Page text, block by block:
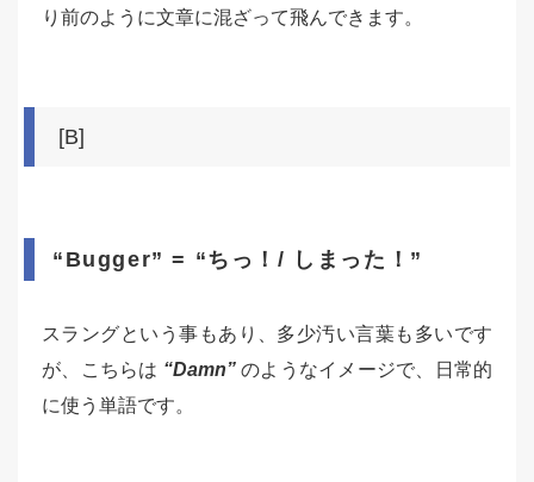
り前のように文章に混ざって飛んできます。
[B]
“Bugger” = “ちっ！/ しまった！”
スラングという事もあり、多少汚い言葉も多いです
が、こちらは “Damn”のようなイメージで、日常的
に使う単語です。